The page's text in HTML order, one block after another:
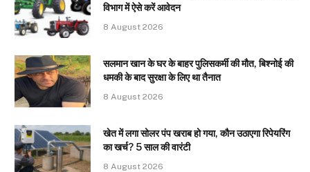
विभाग में ऐसे करें आवेदन
8 August 2026
सलमान खान के घर के बाहर पुलिसकर्मी की मौत, बिश्नोई की
धमकी के बाद सुरक्षा के लिए था तैनात
8 August 2026
खेत में लगा सोलर पंप खराब हो गया, कौन उठाएगा रिपेयरिंग
का खर्च? 5 साल की वारंटी
8 August 2026